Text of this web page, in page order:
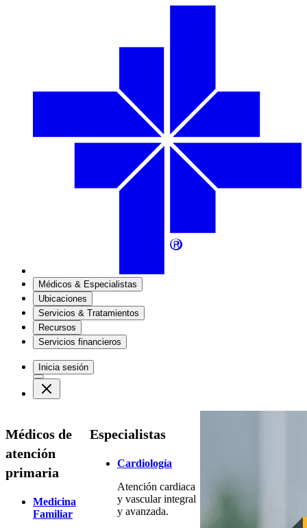
Médicos & Especialistas
Ubicaciones
Servicios & Tratamientos
Recursos
Servicios financieros
Inicia sesión
Médicos de
atención
primaria
Medicina
Familiar
Especialistas
Cardiología
Atención cardiaca
y vascular integral
y avanzada.